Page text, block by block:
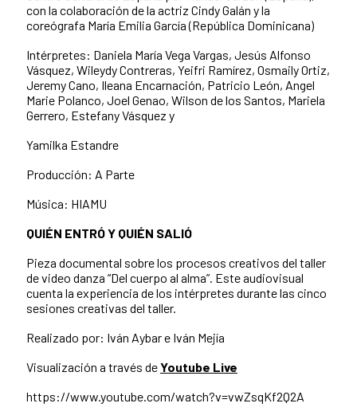
con la colaboración de la actriz Cindy Galán y la
coreógrafa María Emilia García (República Dominicana)
Intérpretes: Daniela María Vega Vargas, Jesús Alfonso
Vásquez, Wileydy Contreras, Yeifri Ramírez, Osmaily Ortiz,
Jeremy Cano, Ileana Encarnación, Patricio León, Angel
Marie Polanco, Joel Genao, Wilson de los Santos, Mariela
Gerrero, Estefany Vásquez y
Yamilka Estandre
Producción: A Parte
Música: HIAMU
QUIÉN ENTRÓ Y QUIÉN SALIÓ
Pieza documental sobre los procesos creativos del taller
de video danza “Del cuerpo al alma”. Este audiovisual
cuenta la experiencia de los intérpretes durante las cinco
sesiones creativas del taller.
Realizado por: Iván Aybar e Iván Mejía
Visualización a través deYoutube Live
https://www.youtube.com/watch?v=vwZsqKf2Q2A